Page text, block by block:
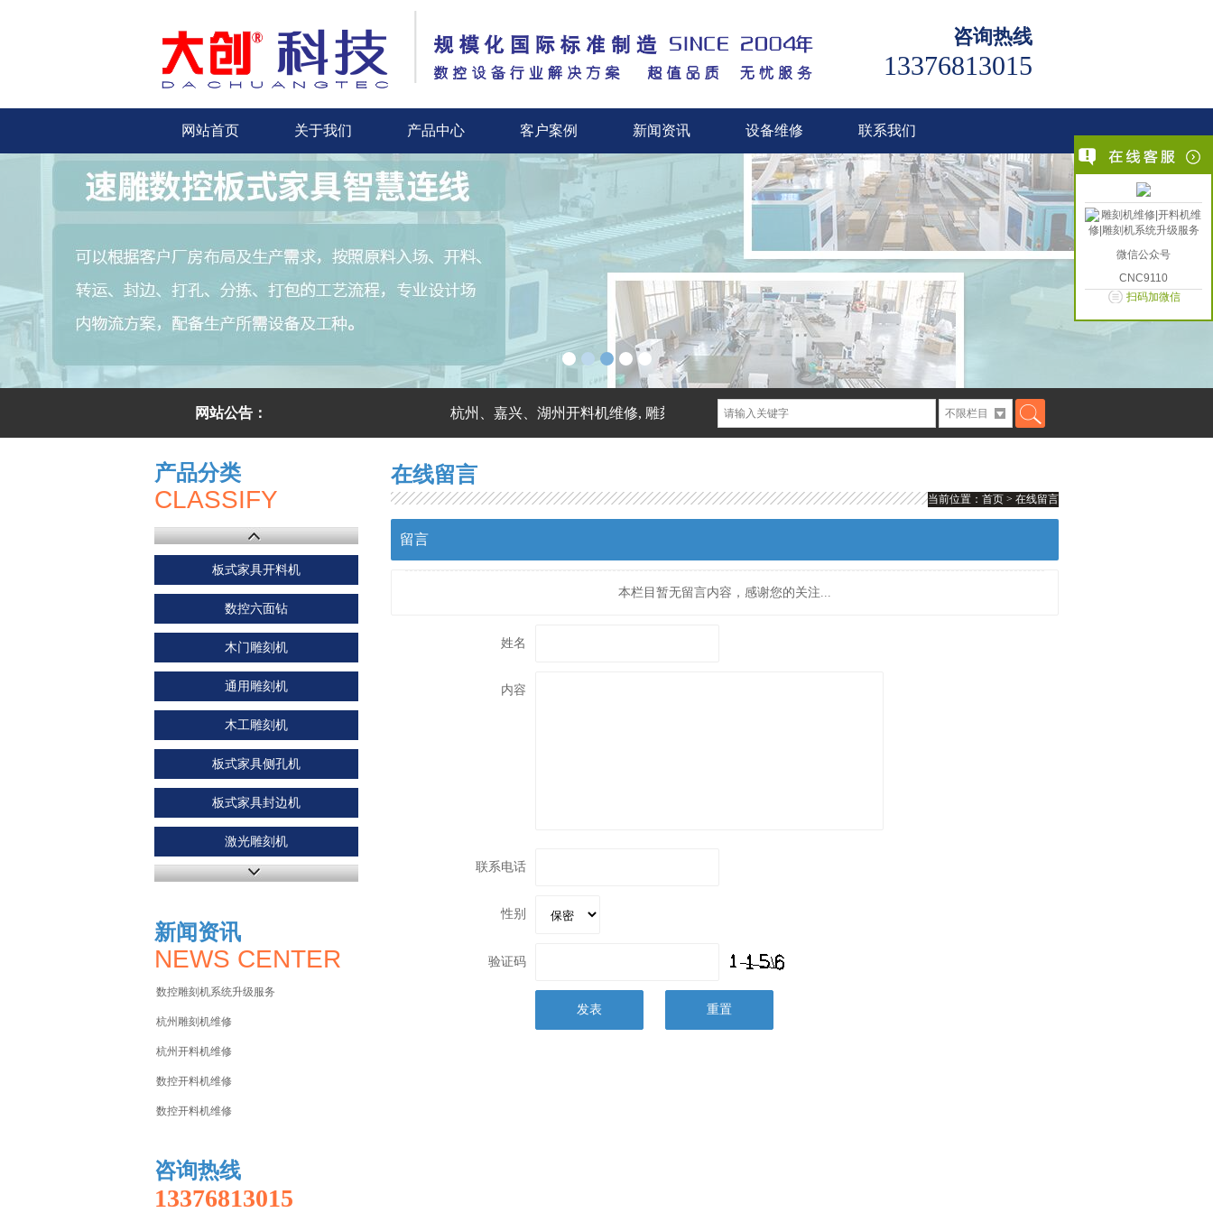
咨询热线
13376813015
网站首页 关于我们 产品中心 客户案例 新闻资讯 设备维修 联系我们
网站公告： 杭州、嘉兴、湖州开料机维修, 雕刻机维修,软包雕刻机,木门加工中心
产品分类
CLASSIFY
板式家具开料机
数控六面钻
木门雕刻机
通用雕刻机
木工雕刻机
板式家具侧孔机
板式家具封边机
激光雕刻机
铝型材钻铣床
新闻资讯
NEWS CENTER
数控雕刻机系统升级服务
杭州雕刻机维修
杭州开料机维修
数控开料机维修
数控开料机维修
咨询热线
13376813015
在线留言
当前位置： 首页 > 在线留言
留言
本栏目暂无留言内容，感谢您的关注...
姓名
内容
联系电话
性别
验证码
微信公众号
CNC9110
扫码加微信